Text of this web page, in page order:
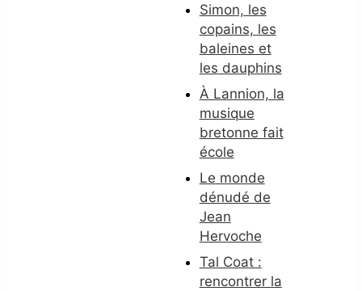
Simon, les
copains, les
baleines et
les dauphins
À Lannion, la
musique
bretonne fait
école
Le monde
dénudé de
Jean
Hervoche
Tal Coat :
rencontrer la